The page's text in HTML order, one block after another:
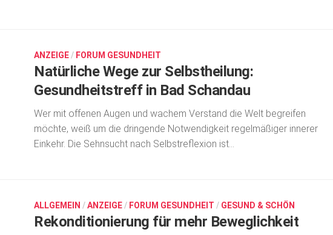
ANZEIGE / FORUM GESUNDHEIT
Natürliche Wege zur Selbstheilung:
Gesundheitstreff in Bad Schandau
Wer mit offenen Augen und wachem Verstand die Welt begreifen
möchte, weiß um die dringende Notwendigkeit regelmäßiger innerer
Einkehr. Die Sehnsucht nach Selbstreflexion ist...
ALLGEMEIN /ANZEIGE / FORUM GESUNDHEIT / GESUND & SCHÖN
Rekonditionierung für mehr Beweglichkeit